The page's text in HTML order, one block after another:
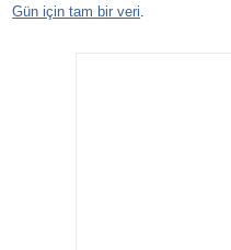
Gün için tam bir veri.